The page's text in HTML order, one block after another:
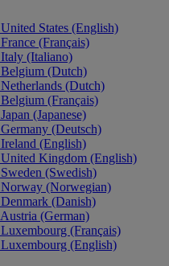
United States (English)
France (Français)
Italy (Italiano)
Belgium (Dutch)
Netherlands (Dutch)
Belgium (Français)
Japan (Japanese)
Germany (Deutsch)
Ireland (English)
United Kingdom (English)
Sweden (Swedish)
Norway (Norwegian)
Denmark (Danish)
Austria (German)
Luxembourg (Français)
Luxembourg (English)